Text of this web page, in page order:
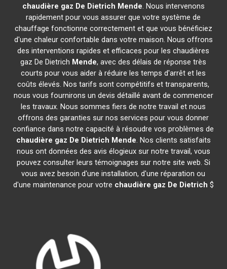
chaudière gaz De Dietrich Mende. Nous intervenons
rapidement pour vous assurer que votre système de
chauffage fonctionne correctement et que vous bénéficiez
d'une chaleur confortable dans votre maison. Nous offrons
des interventions rapides et efficaces pour les chaudières
gaz De Dietrich Mende, avec des délais de réponse très
courts pour vous aider à réduire les temps d'arrêt et les
coûts élevés. Nos tarifs sont compétitifs et transparents,
nous vous fournirons un devis détaillé avant de commencer
les travaux. Nous sommes fiers de notre travail et nous
offrons des garanties sur nos services pour vous donner
confiance dans notre capacité à résoudre vos problèmes de
chaudière gaz De Dietrich Mende. Nos clients satisfaits
nous ont données des avis élogieux sur notre travail, vous
pouvez consulter leurs témoignages sur notre site web. Si
vous avez besoin d'une installation, d'une réparation ou
d'une maintenance pour votre chaudière gaz De Dietrich $